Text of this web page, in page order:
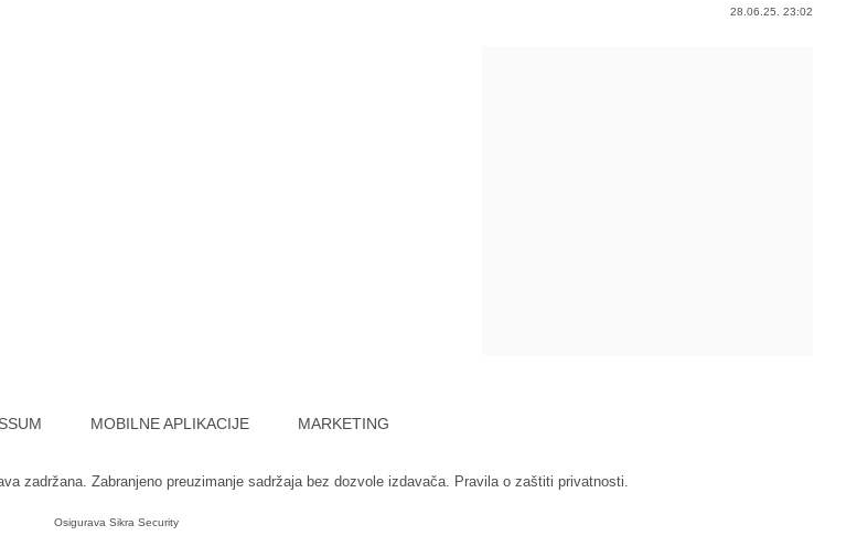
28.06.25. 23:02
MOBILNE APLIKACIJE MARKETING
zadržana. Zabranjeno preuzimanje sadržaja bez dozvole izdavača. Pravila o zaštiti privatnosti.
Osigurava Sikra Security